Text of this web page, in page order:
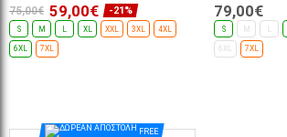
75,00€ 59,00€ -21%
S M XL XXL 3XL 4XL
6XL 7XL
79,00€
S
6XL 7XL
FREE